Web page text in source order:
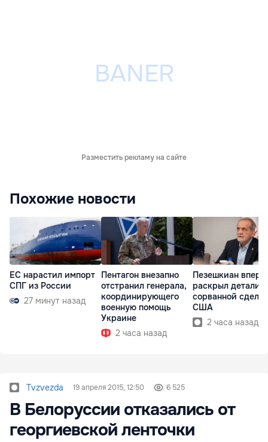
Разместить рекламу на сайте
Похожие новости
ЕС нарастил импорт
СПГ из России
27 минут назад
Пентагон внезапно
отстранил генерала,
координирующего
военную помощь
Украине
2 часа назад
Пезешкиан
раскрыл детали
сорванной
США
2 часа назад
Tvzvezda 19 апреля 2015, 12:50 6 525
В Белоруссии отказались от
георгиевской ленточки